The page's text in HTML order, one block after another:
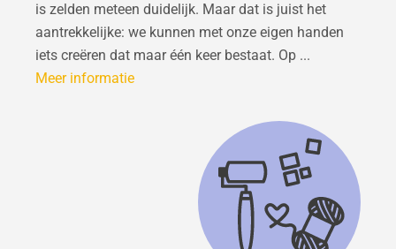
is zelden meteen duidelijk. Maar dat is juist het
aantrekkelijke: we kunnen met onze eigen handen
iets creëren dat maar één keer bestaat. Op ...
Meer informatie